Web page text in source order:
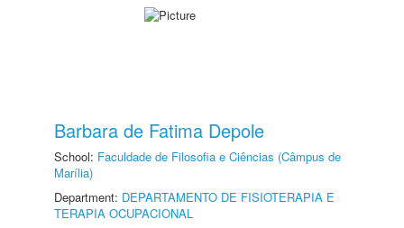
Barbara de Fatima Depole
School: Faculdade de Filosofia e Ciências (Câmpus de
Marília)
Department: DEPARTAMENTO DE FISIOTERAPIA E
TERAPIA OCUPACIONAL